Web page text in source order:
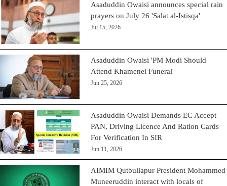
Asaduddin Owaisi announces special rain
prayers on July 26 'Salat al-Istisqa'
Jul 15, 2026
Asaduddin Owaisi 'PM Modi Should
Attend Khamenei Funeral'
Jun 25, 2026
Asaduddin Owaisi Demands EC Accept
PAN, Driving Licence And Ration Cards
For Verification In SIR
Jun 11, 2026
AIMIM Qutbullapur President Mohammed
Muneeruddin interact with locals of